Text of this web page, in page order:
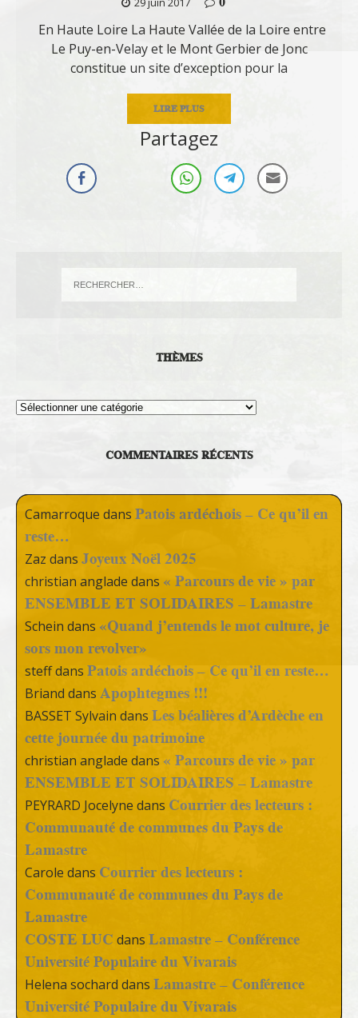
En Haute Loire La Haute Vallée de la Loire entre
Le Puy-en-Velay et le Mont Gerbier de Jonc
constitue un site d’exception pour la
LIRE PLUS
Partagez
THÈMES
Thèmes
COMMENTAIRES RÉCENTS
Camarroque dans Patois ardéchois – Ce qu’il en
reste…
Zaz dans Joyeux Noël 2025
christian anglade dans « Parcours de vie » par
ENSEMBLE ET SOLIDAIRES – Lamastre
Schein dans «Quand j’entends le mot culture, je
sors mon revolver»
steffdans Patois ardéchois – Ce qu’il en reste…
Briand dans Apophtegmes !!!
BASSET Sylvain dans Les béalières d’Ardèche en
cette journée du patrimoine
christian anglade dans « Parcours de vie » par
ENSEMBLE ET SOLIDAIRES – Lamastre
PEYRARD Jocelyne dans Courrier des lecteurs :
Communauté de communes du Pays de
Lamastre
Carole dans Courrier des lecteurs :
Communauté de communes du Pays de
Lamastre
COSTE LUC dans Lamastre – Conférence
Université Populaire du Vivarais
Helena sochard dans Lamastre – Conférence
Université Populaire du Vivarais